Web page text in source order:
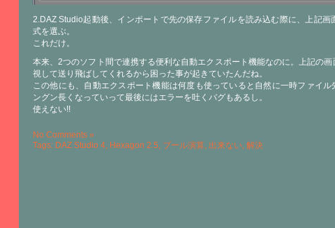
2.DAZ Studio起動後、インポートで先の保存ファイルを読み込む際に、上記画
式を選ぶ。
これだけ。
本来、2つのソフト間で連携する便利な自動エクスポート機能なのに。上記の
視して送り飛ばしてくれるから困った事が起きていたんだね。
この他にも、自動エクスポート機能は何度も使っていると自然に一時ファイル
ングン長くなっていって最後にはエラーを吐くバグもあるし。
使えない!!
No Comments »
Tags: DAZ Studio 4, Hexagon 2.5, ブール演算, 出来ない, 解決